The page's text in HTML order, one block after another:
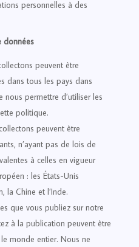
personnelles à des
données
peuvent être
dans tous les pays dans
permettre d’utiliser les
politique.
peuvent être
n’ayant pas de lois de
à celles en vigueur
: les États-Unis
la Chine et l’Inde.
que vous publiez sur notre
à la publication peuvent être
monde entier. Nous ne